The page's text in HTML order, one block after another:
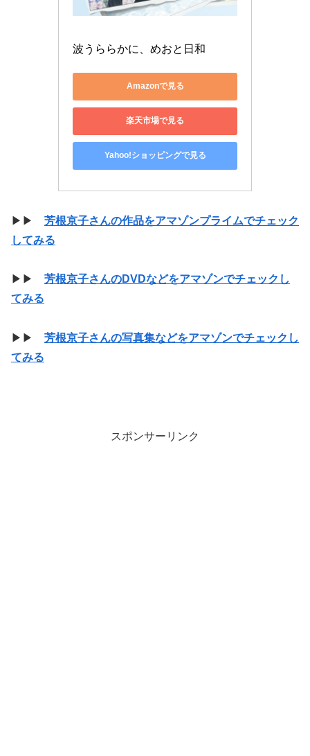
波うららかに、めおと日和
Amazonで見る
楽天市場で見る
Yahoo!ショッピングで見る
▶▶ 芳根京子さんの作品をアマゾンプライムでチェック
してみる
▶▶ 芳根京子さんのDVDなどをアマゾンでチェックし
てみる
▶▶ 芳根京子さんの写真集などをアマゾンでチェックし
てみる
スポンサーリンク